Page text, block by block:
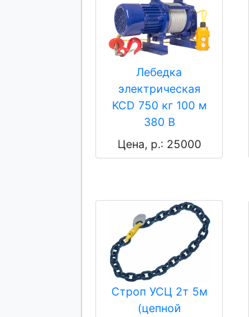
Лебедка
электрическая
KCD 750 кг 100 м
380 В
Цена, р.: 25000
Строп УСЦ 2т 5м
(цепной